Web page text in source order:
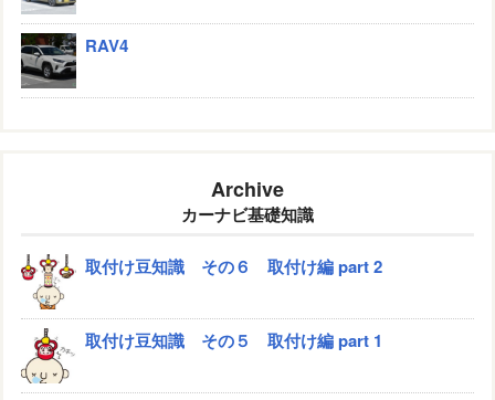
RAV4
Archive
カーナビ基礎知識
取付け豆知識 その６ 取付け編 part 2
取付け豆知識 その５ 取付け編 part 1